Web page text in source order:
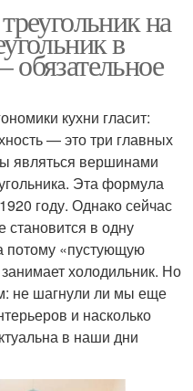
на
в
кухни гласит:
— это три главных
являться вершинами
Эта формула
году. Однако сейчас
становится в одну
потому «пустующую
холодильник. Но
не шагнули ли мы еще
и насколько
в наши дни